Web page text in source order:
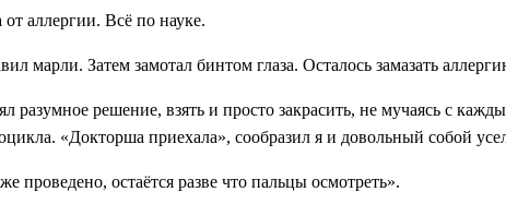
от аллергии. Всё по науке.
марли. Затем замотал бинтом глаза. Осталось замазать
решение, взять и просто закрасить, не мучаясь с
«Докторша приехала», сообразил я и довольный собой
остаётся разве что пальцы осмотреть».